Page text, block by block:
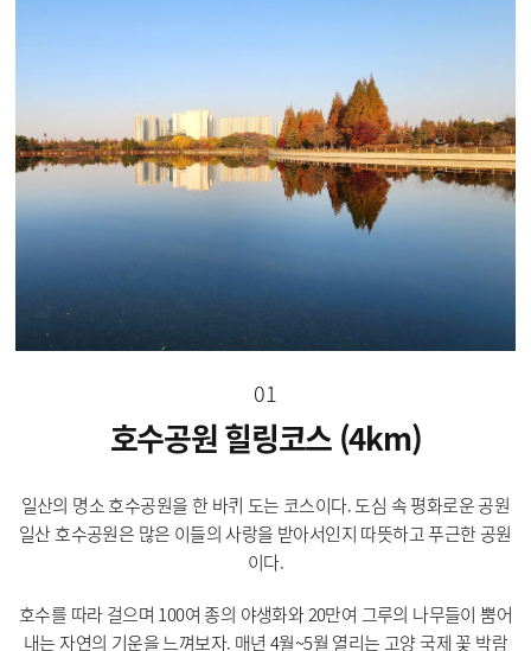
01
호수공원 힐링코스 (4km)
일산의 명소 호수공원을 한 바퀴 도는 코스이다. 도심 속 평화로운 공원
일산 호수공원은 많은 이들의 사랑을 받아서인지 따뜻하고 푸근한 공원
이다.
호수를 따라 걸으며 100여 종의 야생화와 20만여 그루의 나무들이 뿜어
내는 자연의 기운을 느껴보자. 매년 4월~5월 열리는 고양 국제 꽃 박람